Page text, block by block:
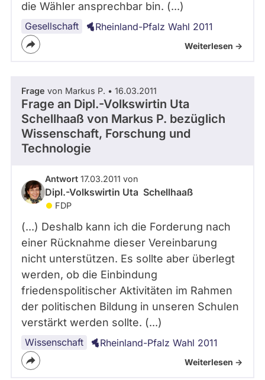
die Wähler ansprechbar bin. (...)
Gesellschaft Rheinland-Pfalz Wahl 2011
Weiterlesen ->
Frage von Markus P. • 16.03.2011
Frage an Dipl.-Volkswirtin Uta
Schellhaaß von Markus P. bezüglich
Wissenschaft, Forschung und
Technologie
Antwort 17.03.2011 von
Dipl.-Volkswirtin Uta Schellhaaß
FDP
(...) Deshalb kann ich die Forderung nach
einer Rücknahme dieser Vereinbarung
nicht unterstützen. Es sollte aber überlegt
werden, ob die Einbindung
friedenspolitischer Aktivitäten im Rahmen
der politischen Bildung in unseren Schulen
verstärkt werden sollte. (...)
Wissenschaft Rheinland-Pfalz Wahl 2011
Weiterlesen ->